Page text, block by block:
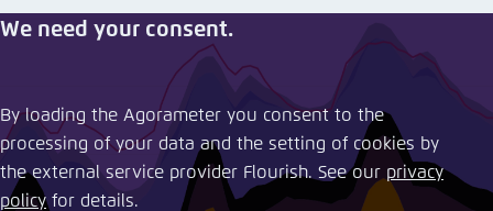
We need your consent.
By loading the Agorameter you consent to the
processing of your data and the setting of cookies by
the external service provider Flourish. See our ​ privacy
policyfor details.
Anmelden
Noch kein Benutzerkonto?
AbbrechenAutomatisch